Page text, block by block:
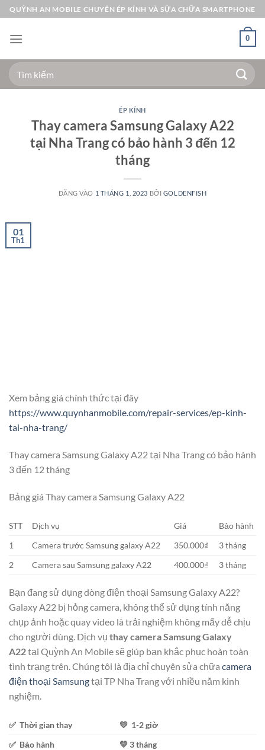
Bỏ
qua
nội
QUỲNH AN MOBILE CHUYÊN ÉP KÍNH VÀ SỬA CHỮA SMARTPHONE
0
Tìm
kiếm:
ÉP KÍNH
Thay camera Samsung Galaxy A22
tại Nha Trang có bảo hành 3 đến 12
tháng
ĐĂNG VÀO 1 THÁNG 1, 2023 BỞI GOLDENFISH
01
Th1
Xem bảng giá chính thức tại đây
https://www.quynhanmobile.com/repair-services/ep-kinh-
tai-nha-trang/
Thay camera Samsung Galaxy A22 tại Nha Trang có bảo hành
3 đến 12 tháng
Bảng giá Thay camera Samsung Galaxy A22
STT Dịch vụ Giá
Bảo hành
1
Camera trước Samsung galaxy A22 350.000₫
3 tháng
2
Camera sau Samsung galaxy A22 400.000₫ 3 tháng
Bạn đang sử dụng dòng điện thoại Samsung Galaxy A22?
Galaxy A22 bị hỏng camera, không thể sử dụng tính năng
chụp ảnh hoặc quay video là trải nghiệm không mấy dễ chịu
cho người dùng. Dịch vụ thay camera Samsung Galaxy
A22tại Quỳnh An Mobile sẽ giúp bạn khắc phục hoàn toàn
tình trạng trên. Chúng tôi là địa chỉ chuyên sửa chữa camera
điện thoại Samsungtại TP Nha Trang với nhiều năm kinh
nghiệm.
✅ Thời gian thay
💛 1-2 giờ
✅ Bảo hành
💛 3 tháng